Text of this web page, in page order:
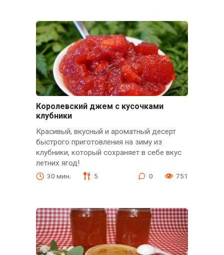
Королевский джем с кусочками
клубники
Красивый, вкусный и ароматный десерт
быстрого приготовления на зиму из
клубники, который сохраняет в себе вкус
летних ягод!
30 мин. 5 0 751